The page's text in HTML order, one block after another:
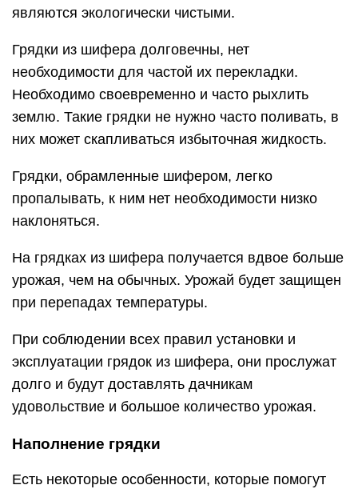
являются экологически чистыми.
Грядки из шифера долговечны, нет
необходимости для частой их перекладки.
Необходимо своевременно и часто рыхлить
землю. Такие грядки не нужно часто поливать, в
них может скапливаться избыточная жидкость.
Грядки, обрамленные шифером, легко
пропалывать, к ним нет необходимости низко
наклоняться.
На грядках из шифера получается вдвое больше
урожая, чем на обычных. Урожай будет защищен
при перепадах температуры.
При соблюдении всех правил установки и
эксплуатации грядок из шифера, они прослужат
долго и будут доставлять дачникам
удовольствие и большое количество урожая.
Наполнение грядки
Есть некоторые особенности, которые помогут